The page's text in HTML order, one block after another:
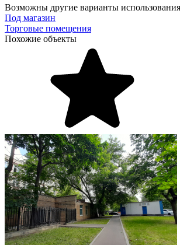
Возможны другие варианты
Под магазин
Торговые помещения
Похожие объекты